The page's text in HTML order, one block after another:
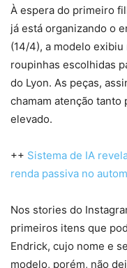
À espera do primeiro
já está organizando o
(14/4), a modelo
roupinhas escolhidas
do Lyon. As peças,
chamam atenção
elevado.
++ Sistema de IA
renda passiva no
Nos stories do
primeiros itens que
Endrick, cujo nome e
modelo, porém, não